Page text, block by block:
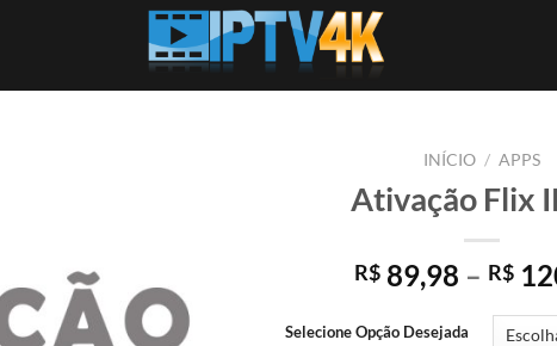
INÍCIO / APPS
Ativação Flix
R$ 89,98 – R$
Selecione Opção Desejada